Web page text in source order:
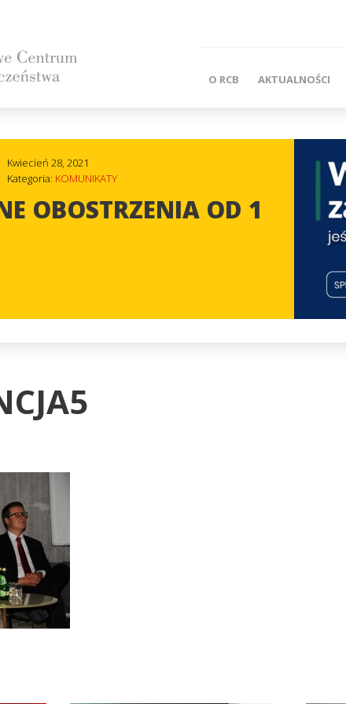
O RCB AKTUALNOŚCI
Kwiecień 28, 2021
Kategoria: KOMUNIKATY
OBOSTRZENIA OD 1